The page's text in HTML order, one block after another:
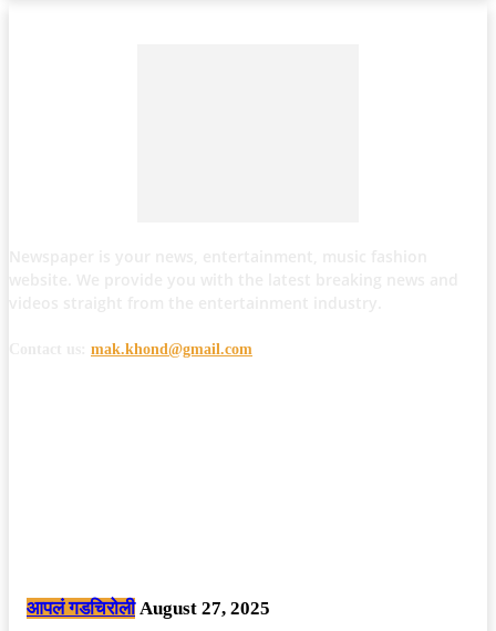
mak.khond@gmail.com
आपलं गडचिरोली August 27, 2025